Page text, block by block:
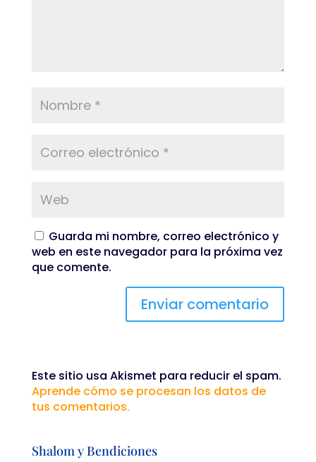
Guarda mi nombre, correo electrónico y
web en este navegador para la próxima vez
que comente.
Este sitio usa Akismet para reducir el spam.
Aprende cómo se procesan los datos de
tus comentarios.
Shalom y Bendiciones